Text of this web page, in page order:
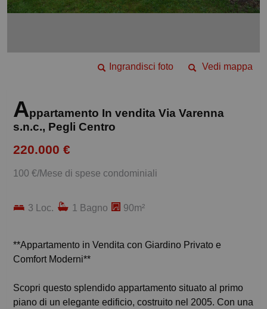
Vedi mappa
Ingrandisci foto
Appartamento In vendita Via Varenna
s.n.c., Pegli Centro
220.000 €
100 €/Mese di spese condominiali
3 Loc. 1 Bagno 90m²
**Appartamento in Vendita con Giardino Privato e
Comfort Moderni**
Scopri questo splendido appartamento situato al primo
piano di un elegante edificio, costruito nel 2005. Con una